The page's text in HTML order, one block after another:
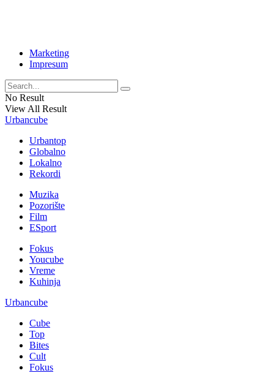
Marketing
Impresum
No Result
View All Result
Urbancube
Urbantop
Globalno
Lokalno
Rekordi
Muzika
Pozorište
Film
ESport
Fokus
Youcube
Vreme
Kuhinja
Urbancube
Cube
Top
Bites
Cult
Fokus